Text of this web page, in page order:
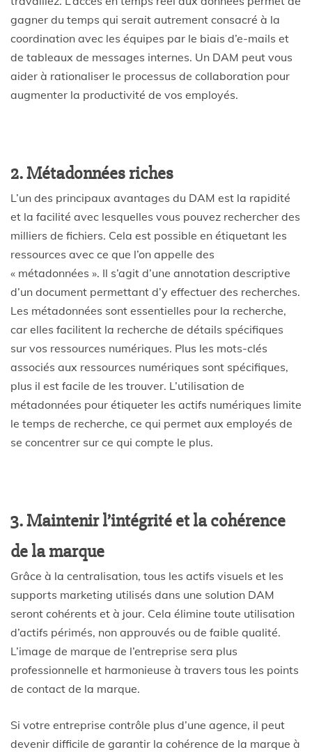
gagner du temps qui serait autrement consacré à la
coordination avec les équipes par le biais d’e-mails et
de tableaux de messages internes. Un DAM peut vous
aider à rationaliser le processus de collaboration pour
augmenter la productivité de vos employés.
2. Métadonnées riches
L’un des principaux avantages du DAM est la rapidité
et la facilité avec lesquelles vous pouvez rechercher des
milliers de fichiers. Cela est possible en étiquetant les
ressources avec ce que l’on appelle des
« métadonnées ». Il s’agit d’une annotation descriptive
d’un document permettant d’y effectuer des recherches.
Les métadonnées sont essentielles pour la recherche,
car elles facilitent la recherche de détails spécifiques
sur vos ressources numériques. Plus les mots-clés
associés aux ressources numériques sont spécifiques,
plus il est facile de les trouver. L’utilisation de
métadonnées pour étiqueter les actifs numériques limite
le temps de recherche, ce qui permet aux employés de
se concentrer sur ce qui compte le plus.
3. Maintenir l’intégrité et la cohérence
de la marque
Grâce à la centralisation, tous les actifs visuels et les
supports marketing utilisés dans une solution DAM
seront cohérents et à jour. Cela élimine toute utilisation
d’actifs périmés, non approuvés ou de faible qualité.
L’image de marque de l’entreprise sera plus
professionnelle et harmonieuse à travers tous les points
de contact de la marque.
Si votre entreprise contrôle plus d’une agence, il peut
devenir difficile de garantir la cohérence de la marque à